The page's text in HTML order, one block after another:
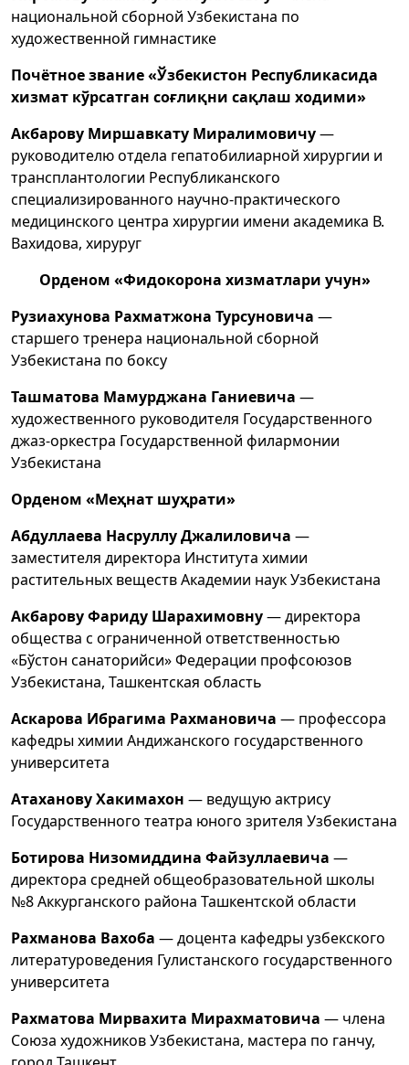
национальной сборной Узбекистана по
художественной гимнастике
Почётное звание «Ўзбекистон Республикасида
хизмат кўрсатган соғлиқни сақлаш ходими»
Акбарову Миршавкату Миралимовичу—
руководителю отдела гепатобилиарной хирургии и
трансплантологии Республиканского
специализированного научно-практического
медицинского центра хирургии имени академика В.
Вахидова, хируруг
Орденом «Фидокорона хизматлари учун»
Рузиахунова Рахматжона Турсуновича —
старшего тренера национальной сборной
Узбекистана по боксу
Ташматова Мамурджана Ганиевича —
художественного руководителя Государственного
джаз-оркестра Государственной филармонии
Узбекистана
Орденом «Меҳнат шуҳрати»
Абдуллаева НасруллуДжалиловича —
заместителя директора Института химии
растительных веществ Академии наук Узбекистана
Акбарову Фариду Шарахимовну— директора
общества с ограниченной ответственностью
«Бўстон санаторийси» Федерации профсоюзов
Узбекистана, Ташкентская область
Аскарова Ибрагима Рахмановича — профессора
кафедры химии Андижанского государственного
университета
Атаханову Хакимахон — ведущую актрису
Государственного театра юного зрителя Узбекистана
Ботирова Низомиддина Файзуллаевича —
директора средней общеобразовательной школы
№8 Аккурганского района Ташкентской области
Рахманова Вахоба — доцента кафедры узбекского
литературоведения Гулистанского государственного
университета
Рахматова Мирвахита Мирахматовича — члена
Союза художников Узбекистана, мастера по ганчу,